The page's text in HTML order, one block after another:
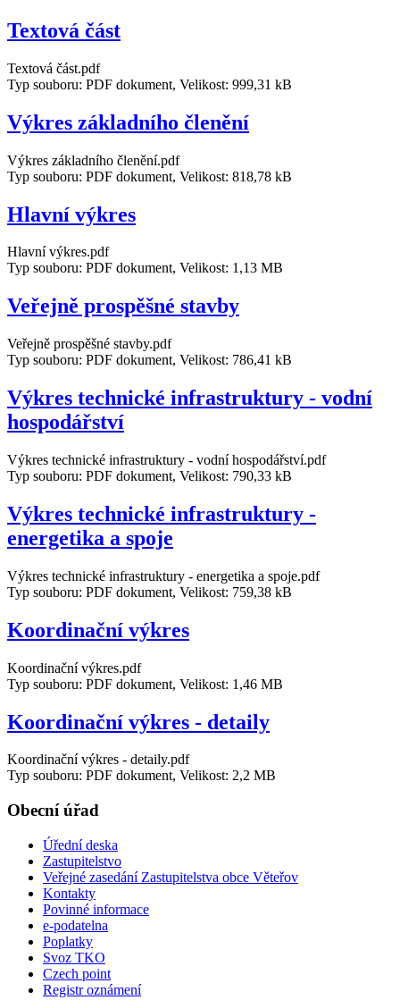
Textová část
Textová část.pdf
Typ souboru: PDF dokument, Velikost: 999,31 kB
Výkres základního členění
Výkres základního členění.pdf
Typ souboru: PDF dokument, Velikost: 818,78 kB
Hlavní výkres
Hlavní výkres.pdf
Typ souboru: PDF dokument, Velikost: 1,13 MB
Veřejně prospěšné stavby
Veřejně prospěšné stavby.pdf
Typ souboru: PDF dokument, Velikost: 786,41 kB
Výkres technické infrastruktury - vodní
hospodářství
Výkres technické infrastruktury - vodní hospodářství.pdf
Typ souboru: PDF dokument, Velikost: 790,33 kB
Výkres technické infrastruktury -
energetika a spoje
Výkres technické infrastruktury - energetika a spoje.pdf
Typ souboru: PDF dokument, Velikost: 759,38 kB
Koordinační výkres
Koordinační výkres.pdf
Typ souboru: PDF dokument, Velikost: 1,46 MB
Koordinační výkres - detaily
Koordinační výkres - detaily.pdf
Typ souboru: PDF dokument, Velikost: 2,2 MB
Obecní úřad
Úřední deska
Zastupitelstvo
Veřejné zasedání Zastupitelstva obce Věteřov
Kontakty
Povinné informace
e-podatelna
Poplatky
Svoz TKO
Czech point
Registr oznámení